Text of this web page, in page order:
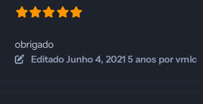
obrigado
EditadoJunho 4, 20215 anospor vmlc